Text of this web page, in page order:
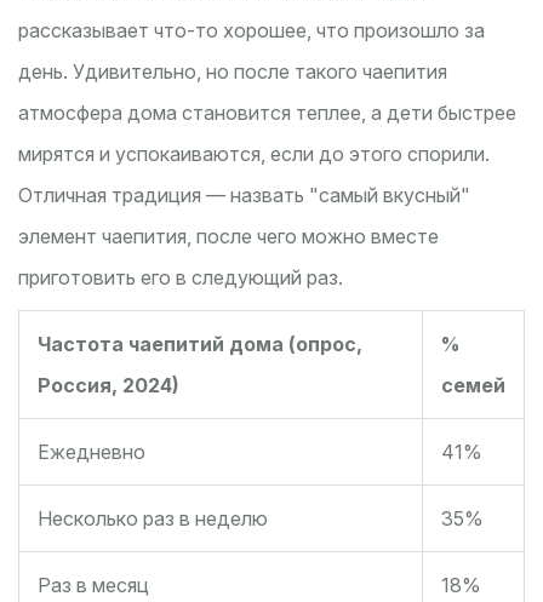
рассказывает что-то хорошее, что произошло за
день. Удивительно, но после такого чаепития
атмосфера дома становится теплее, а дети быстрее
мирятся и успокаиваются, если до этого спорили.
Отличная традиция — назвать "самый вкусный"
элемент чаепития, после чего можно вместе
приготовить его в следующий раз.
Частота чаепитий дома (опрос,
Россия, 2024)
%
семей
Ежедневно 41%
Несколько раз в неделю 35%
Раз в месяц 18%